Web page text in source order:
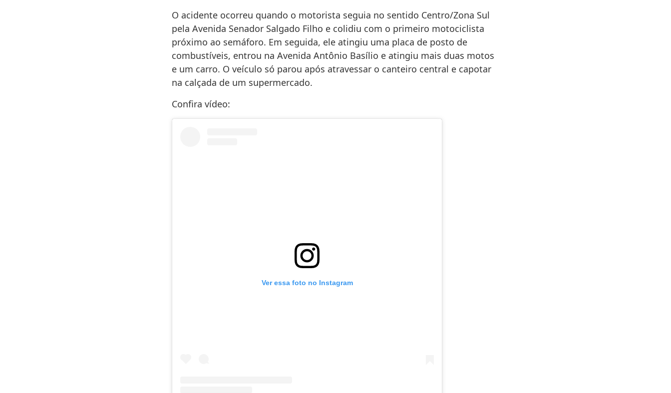
O acidente ocorreu quando o motorista seguia no sentido Centro/Zona Sul
pela Avenida Senador Salgado Filho e colidiu com o primeiro motociclista
próximo ao semáforo. Em seguida, ele atingiu uma placa de posto de
combustíveis, entrou na Avenida Antônio Basílio e atingiu mais duas motos
e um carro. O veículo só parou após atravessar o canteiro central e capotar
na calçada de um supermercado.
Confira vídeo:
Ver essa foto no Instagram